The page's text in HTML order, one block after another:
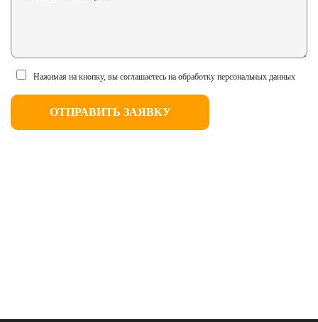
Нажимая на кнопку, вы соглашаетесь на обработку персональных данных
ОТПРАВИТЬ ЗАЯВКУ